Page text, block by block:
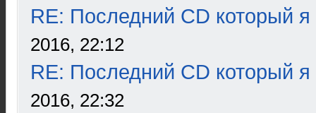
RE: Последний CD который я
2016, 22:12
RE: Последний CD который я
2016, 22:32